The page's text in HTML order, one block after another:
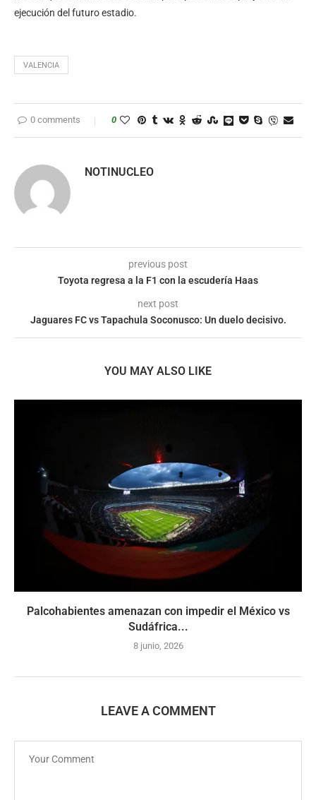
ejecución del futuro estadio.
VALENCIA
0 comments 0
NOTINUCLEO
previous post
Toyota regresa a la F1 con la escudería Haas
next post
Jaguares FC vs Tapachula Soconusco: Un duelo decisivo.
YOU MAY ALSO LIKE
Palcohabientes amenazan con impedir el México vs
Sudáfrica...
8 junio, 2026
LEAVE A COMMENT